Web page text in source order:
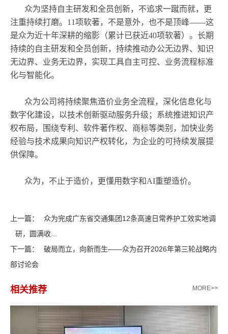
众为坚持自主研发和全员创新，不追求一蹴而就，更
注重持续打磨。11项软著，不是意外，也不是顶峰——这
是众为近十年深耕的缩影（累计已获近40项软著）。长期
持续的自主研发和全员创新，持续推动办公无边界、知识
无边界、业务无边界，实现工具自主可控、业务流程标准
化与智能化。
众为公司将持续聚焦造价业务全流程，深化信息化与
数字化建设，以技术创新驱动服务升级；系统推进知识产
权布局，围绕专利、软件著作权、商标等类别，加快业务
经验与技术成果向知识产权转化，为企业的可持续发展提
供保障。
众为，不止于造价，更懂用数字和AI重塑造价。
上一篇：
众为完成广东省交通集团12条高速日常养护工效实地调
研，圆满收...
下一篇：
破局而立，向新而生——众为召开2026年第三轮战略内
部讨论会
相关推荐 MORE>>